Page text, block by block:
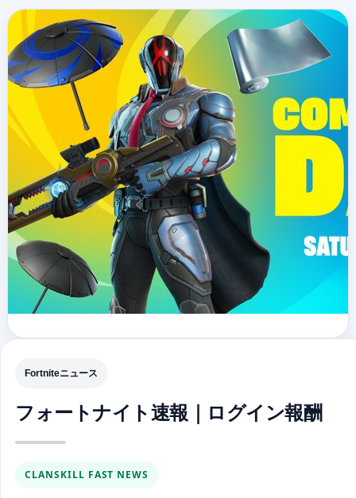
Fortniteニュース
フォートナイト速報｜ログイン報酬
CLANSKILL FAST NEWS